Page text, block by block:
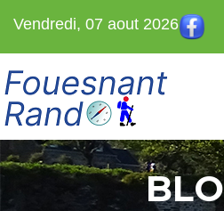
Vendredi, 07 aout 2026